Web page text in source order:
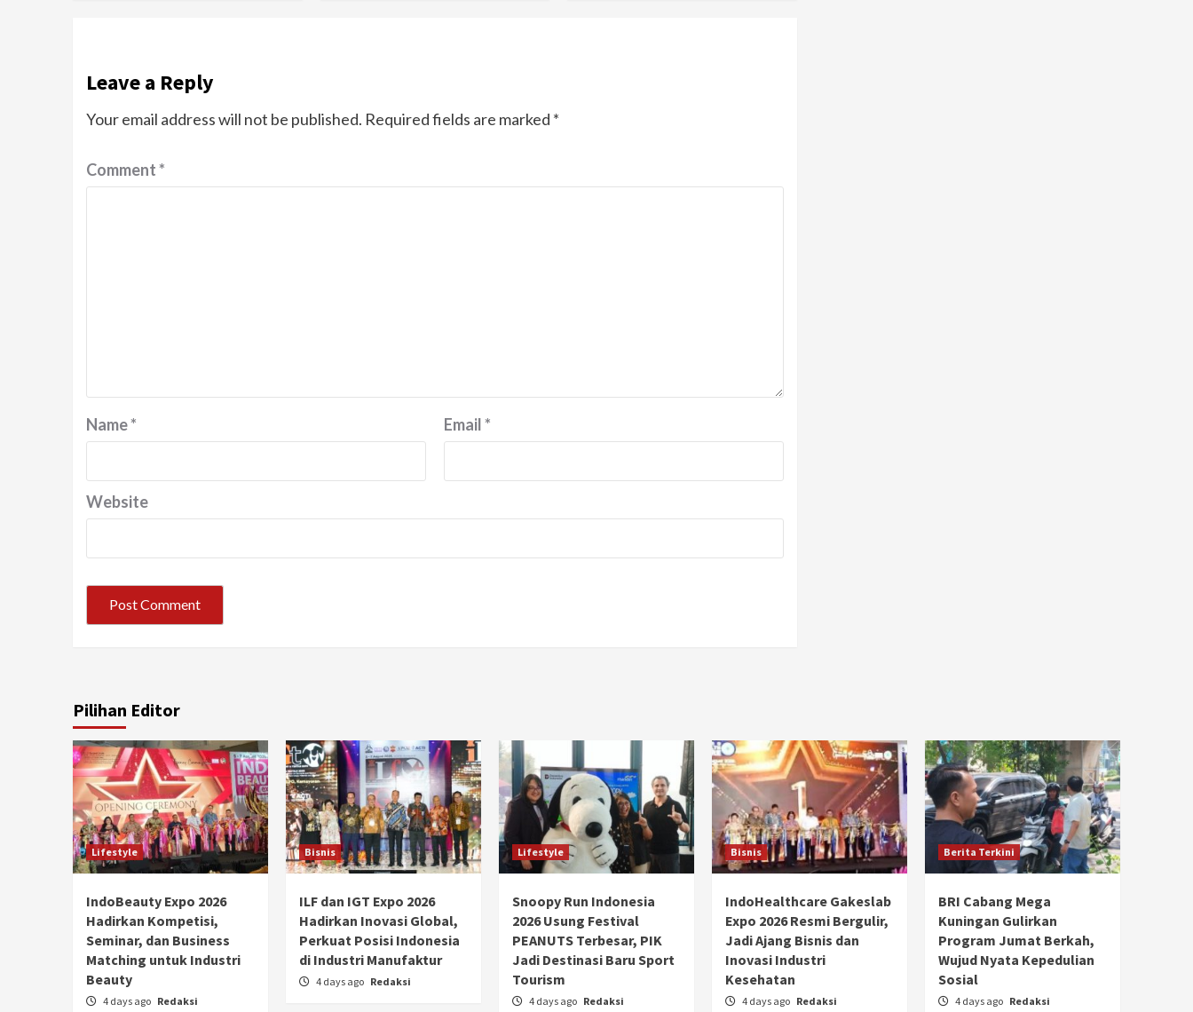
Leave a Reply
Your email address will not be published. Required fields are marked *
Comment*
Name* Email*
Website
Pilihan Editor
Lifestyle
IndoBeauty Expo 2026
Hadirkan Kompetisi,
Seminar, dan Business
Matching untuk Industri
Beauty
4 days ago Redaksi
Bisnis
ILF dan IGT Expo 2026
Hadirkan Inovasi Global,
Perkuat Posisi Indonesia
di Industri Manufaktur
4 days ago Redaksi
Lifestyle
Snoopy Run Indonesia
2026 Usung Festival
PEANUTS Terbesar, PIK
Jadi Destinasi Baru Sport
Tourism
4 days ago Redaksi
Bisnis
IndoHealthcare Gakeslab
Expo 2026 Resmi Bergulir,
Jadi Ajang Bisnis dan
Inovasi Industri
Kesehatan
4 days ago Redaksi
Berita Terkini
BRI Cabang Mega
Kuningan Gulirkan
Program Jumat Berkah,
Wujud Nyata Kepedulian
Sosial
4 days ago Redaksi